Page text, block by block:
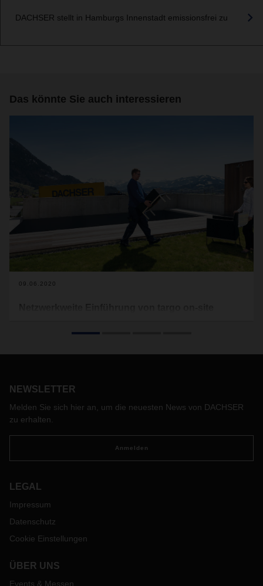
DACHSER stellt in Hamburgs Innenstadt emissionsfrei zu
Das könnte Sie auch interessieren
09.06.2020
Produkt targo on-site
Im Zuge der erhöhten Nachfrage von B2C-Sendungen in
den letzten Wochen, wird targo on-site daher für das
gesamte Netzwerk von DACHSER European Logistics zum
NEWSLETTER
Melden Sie sich hier an, um die neuesten News von DACHSER
zu erhalten.
Anmelden
LEGAL
Impressum
Datenschutz
Cookie Einstellungen
ÜBER UNS
Events & Messen